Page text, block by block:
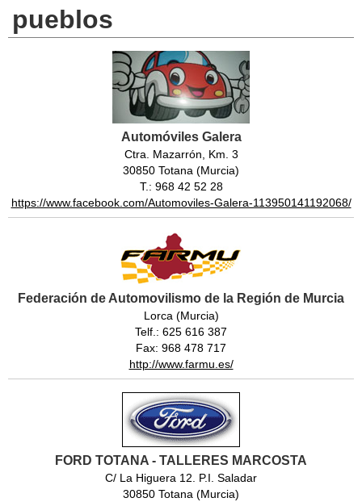
pueblos
Automóviles Galera
Ctra. Mazarrón, Km. 3
30850 Totana (Murcia)
T.: 968 42 52 28
https://www.facebook.com/Automoviles-Galera-113950141192068/
Federación de Automovilismo de la Región de Murcia
Lorca (Murcia)
Telf.: 625 616 387
Fax: 968 478 717
http://www.farmu.es/
FORD TOTANA - TALLERES MARCOSTA
C/ La Higuera 12. P.I. Saladar
30850 Totana (Murcia)